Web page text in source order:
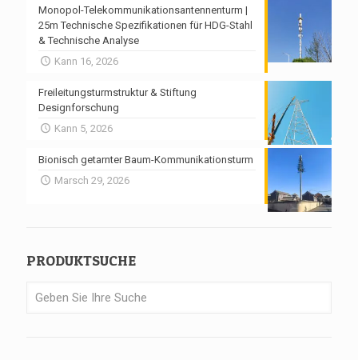
Monopol-Telekommunikationsantennenturm |
25m Technische Spezifikationen für HDG-Stahl
& Technische Analyse
Kann 16, 2026
Freileitungsturmstruktur & Stiftung
Designforschung
Kann 5, 2026
Bionisch getarnter Baum-Kommunikationsturm
Marsch 29, 2026
PRODUKTSUCHE